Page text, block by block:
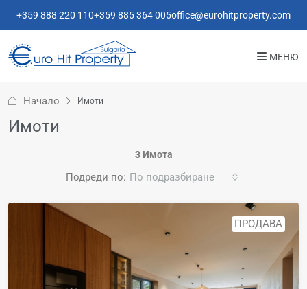
+359 888 220 110+359 885 364 005office@eurohitproperty.com
МЕНЮ
Начало Имоти
Имоти
3 Имота
Подреди по: По подразбиране
ПРОДАВА